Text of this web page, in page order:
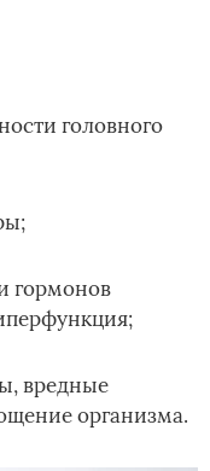
головного
гормонов
вредные
организма.